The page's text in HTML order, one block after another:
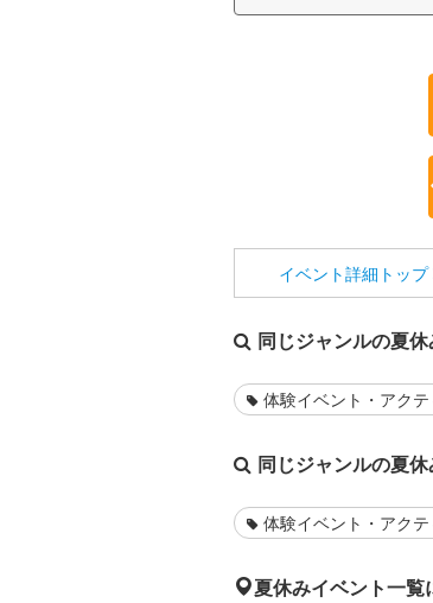
イベント詳細 トップ
同じジャンルの夏休
体験イベント・アクテ
同じジャンルの夏休
体験イベント・アクテ
夏休みイベント一覧